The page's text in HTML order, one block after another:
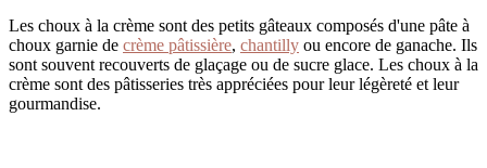
Les choux à la crème sont des petits gâteaux composés d'une pâte à
choux garnie de crème pâtissière, chantilly ou encore de ganache. Ils
sont souvent recouverts de glaçage ou de sucre glace. Les choux à la
crème sont des pâtisseries très appréciées pour leur légèreté et leur
gourmandise.